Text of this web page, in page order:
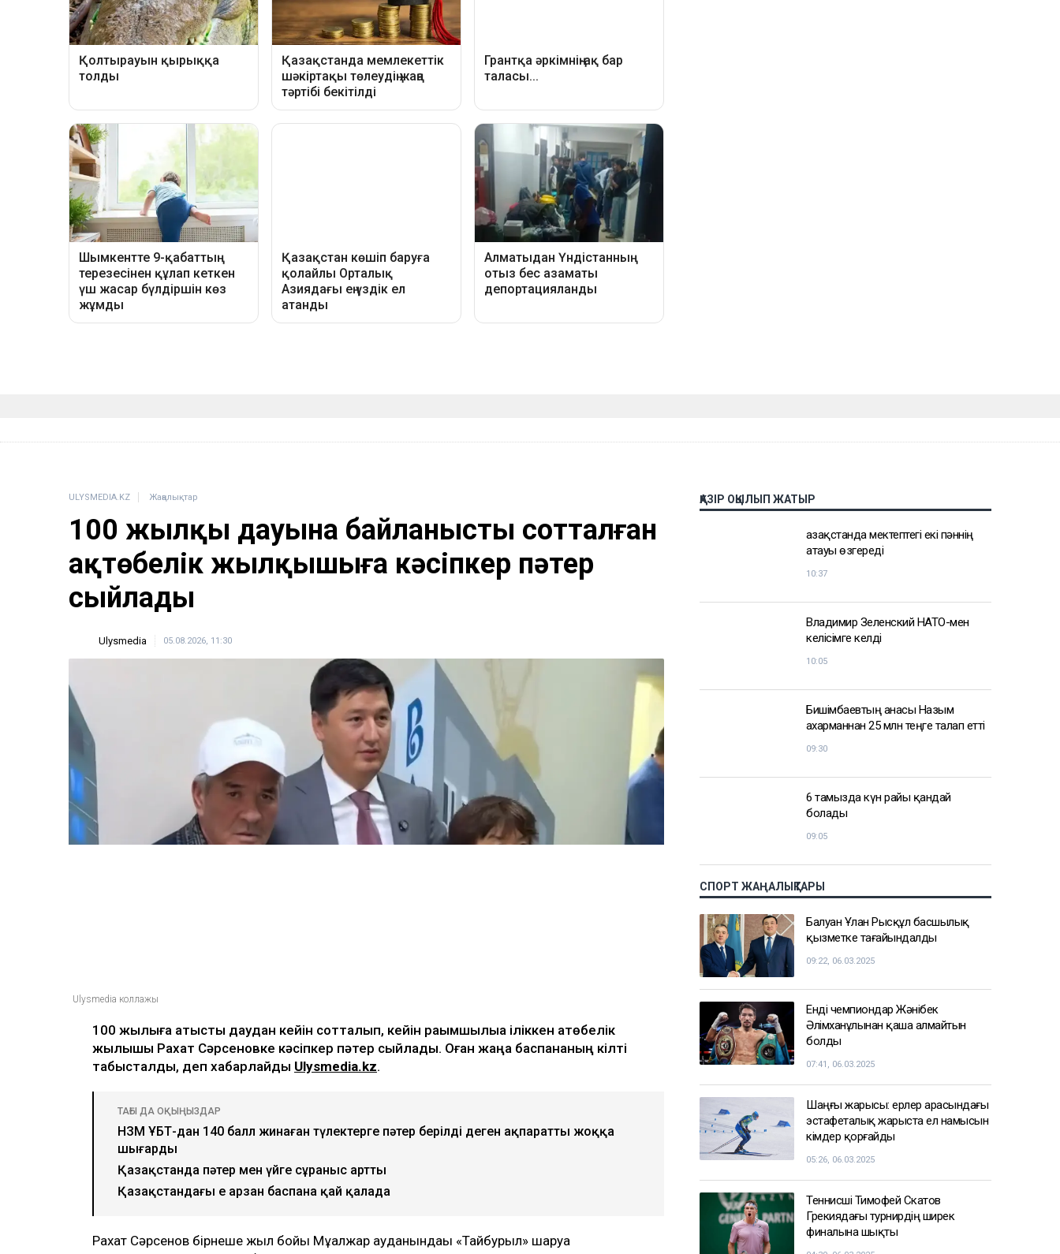
ULYSMEDIA.KZ Жаңалықтар
100 жылқы дауына байланысты сотталған
ақтөбелік жылқышыға кәсіпкер пәтер
сыйлады
Ulysmedia 05.08.2026, 11:30
Ulysmedia коллажы
100 жылқыға қатысты даудан кейін сотталып, кейін рақымшылыққа іліккен ақтөбелік
жылқышы Рахат Сәрсеновке кәсіпкер пәтер сыйлады. Оған жаңа баспананың кілті
табысталды, деп хабарлайды Ulysmedia.kz.
ТАҒЫ ДА ОҚЫҢЫЗДАР
НЗМ ҰБТ-дан 140 балл жинаған түлектерге пәтер берілді деген ақпаратты жоққа
шығарды
Қазақстанда пәтер мен үйге сұраныс артты
Қазақстандағы ең арзан баспана қай қалада
Рахат Сәрсенов бірнеше жыл бойы Мұғалжар ауданындағы «Тайбурыл» шаруа
ҚАЗІР ОҚЫЛЫП ЖАТЫР
Қазақстанда мектептегі екі пәннің
атауы өзгереді
10:37
Владимир Зеленский НАТО-мен
келісімге келді
10:05
Бишімбаевтың анасы Назым
Қахарманнан 25 млн теңге талап етті
09:30
6 тамызда күн райы қандай
болады
09:05
СПОРТ ЖАҢАЛЫҚТАРЫ
Балуан Ұлан Рысқұл басшылық
қызметке тағайындалды
09:22, 06.03.2025
Енді чемпиондар Жәнібек
Әлімханұлынан қаша алмайтын
болды
07:41, 06.03.2025
Шаңғы жарысы: ерлер арасындағы
эстафеталық жарыста ел намысын
кімдер қорғайды
05:26, 06.03.2025
Теннисші Тимофей Скатов
Грекиядағы турнирдің ширек
финалына шықты